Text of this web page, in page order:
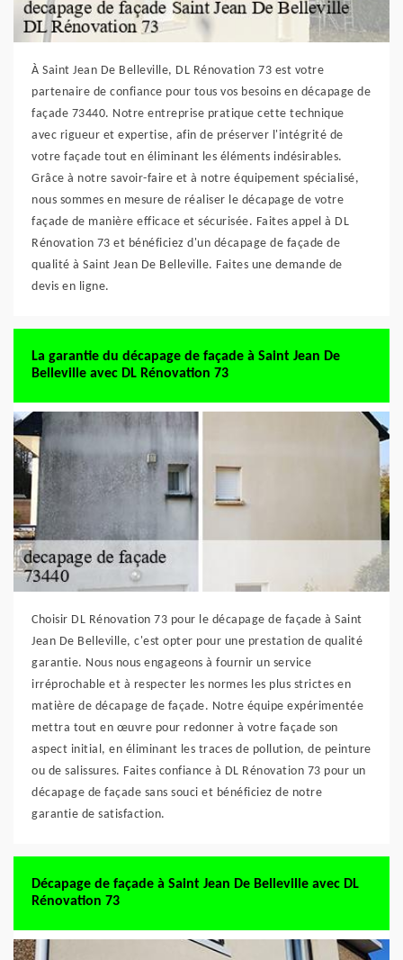
À Saint Jean De Belleville, DL Rénovation 73 est votre
partenaire de confiance pour tous vos besoins en décapage de
façade 73440. Notre entreprise pratique cette technique
avec rigueur et expertise, afin de préserver l'intégrité de
votre façade tout en éliminant les éléments indésirables.
Grâce à notre savoir-faire et à notre équipement spécialisé,
nous sommes en mesure de réaliser le décapage de votre
façade de manière efficace et sécurisée. Faites appel à DL
Rénovation 73 et bénéficiez d'un décapage de façade de
qualité à Saint Jean De Belleville. Faites une demande de
devis en ligne.
La garantie du décapage de façade à Saint Jean De
Belleville avec DL Rénovation 73
Choisir DL Rénovation 73 pour le décapage de façade à Saint
Jean De Belleville, c'est opter pour une prestation de qualité
garantie. Nous nous engageons à fournir un service
irréprochable et à respecter les normes les plus strictes en
matière de décapage de façade. Notre équipe expérimentée
mettra tout en œuvre pour redonner à votre façade son
aspect initial, en éliminant les traces de pollution, de peinture
ou de salissures. Faites confiance à DL Rénovation 73 pour un
décapage de façade sans souci et bénéficiez de notre
garantie de satisfaction.
Décapage de façade à Saint Jean De Belleville avec DL
Rénovation 73